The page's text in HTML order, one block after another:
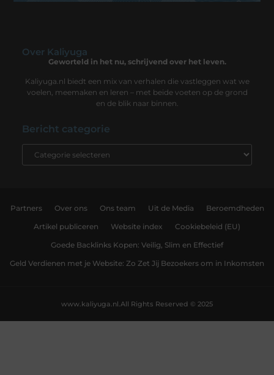
Over Kaliyuga
Geworteld in het nu, schrijvend over het leven.
Kaliyuga.nl biedt een mix van verhalen die vastleggen wat we
voelen, meemaken en leren – met beide voeten op de grond
en de blik naar binnen.
Bericht categorie
Partners Over ons Ons team Uit de Media Beroemdheden
Artikel publiceren Website index Cookiebeleid (EU)
Goede Backlinks Kopen: Veilig, Slim en Effectief
Geld Verdienen met je Website: Zo Zet Jij Bezoekers om in Inkomsten
All Rights Reserved © 2025
www.kaliyuga.nl.